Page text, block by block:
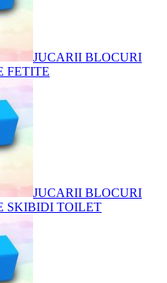
JUCARII BLOCURI
FETITE
JUCARII BLOCURI
SKIBIDI TOILET